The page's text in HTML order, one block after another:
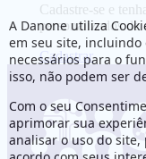
Cadastre-se e
personalizados de
Cadastrar
A Danone utiliza
em seu site, incluindo
necessários para o
isso, não podem ser
Com o seu
aprimorar sua
analisar o uso do